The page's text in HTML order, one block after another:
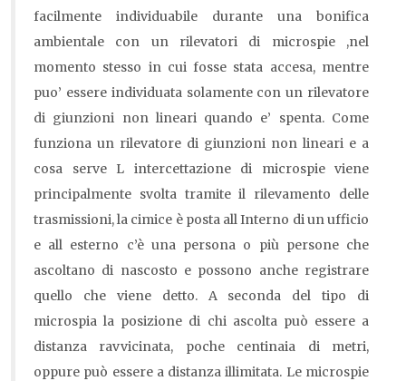
facilmente individuabile durante una bonifica
ambientale con un rilevatori di microspie ,nel
momento stesso in cui fosse stata accesa, mentre
puo’ essere individuata solamente con un rilevatore
di giunzioni non lineari quando e’ spenta. Come
funziona un rilevatore di giunzioni non lineari e a
cosa serve L intercettazione di microspie viene
principalmente svolta tramite il rilevamento delle
trasmissioni, la cimice è posta all Interno di un ufficio
e all esterno c’è una persona o più persone che
ascoltano di nascosto e possono anche registrare
quello che viene detto. A seconda del tipo di
microspia la posizione di chi ascolta può essere a
distanza ravvicinata, poche centinaia di metri,
oppure può essere a distanza illimitata. Le microspie